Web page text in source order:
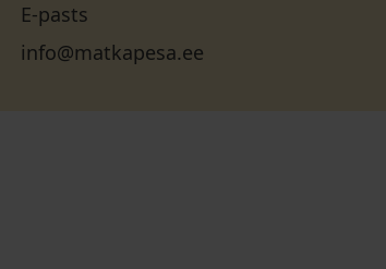
E-pasts
info@matkapesa.ee